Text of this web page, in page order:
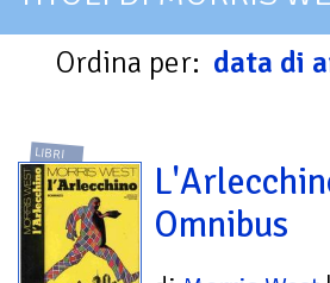
Ordina per: data di
LIBRI
Omnibus